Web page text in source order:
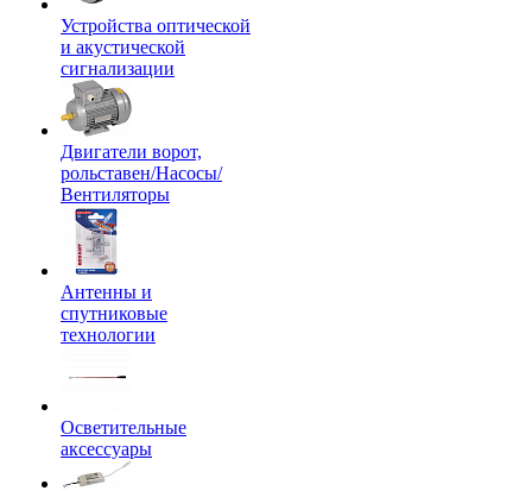
Устройства оптической
и акустической
сигнализации
Двигатели ворот,
рольставен/Насосы/
Вентиляторы
Антенны и
спутниковые
технологии
Осветительные
аксессуары